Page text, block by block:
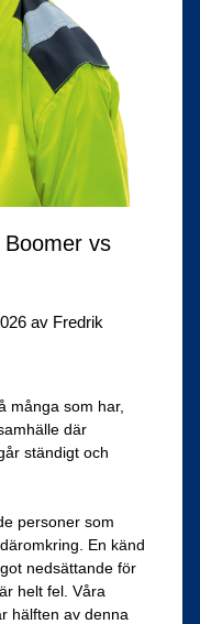
vs
av Fredrik
många som har,
där
ständigt och
personer som
En känd
nedsättande för
helt fel. Våra
hälften av denna